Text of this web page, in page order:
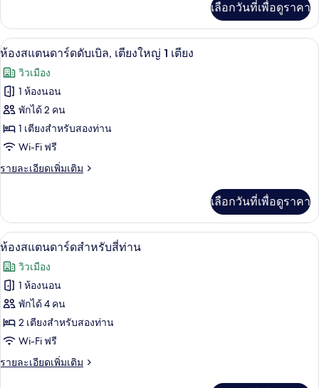
นท์,
4
ห้อง
นอน
เกี่ยว
กับ
อ
ท
เม
นท์,
4
ห้อง
นอน
เลือกวันที่เพื่อดูราคา
เปิด
ภาพถ่าย
ทั้งหมด
ของ
ห้อง
สแตนดาร์ด
ดับเบิล,
ใหญ่
เตียง
ห้องสแตนดาร์ดดับเบิล, เตียงใหญ่ 1 เตี
6
ห้องสแตนดาร์ดดับเบิล, เตียงใหญ่ 1 เตียง
วิวเมือง
1 ห้องนอน
พักได้ 2 คน
1 เตียงสำหรับสองท่าน
Wi-Fi ฟรี
รายละเอียดเพิ่มเติม
ราย
เกี่ยว
กับ
ห้อง
ดับเบิล,
เตียง
ใหญ่
เตียง
เลือกวันที่เพื่อดูราคา
เปิด
ภาพถ่าย
ทั้งหมด
ของ
ห้อง
สแตนดาร์ด
สำหรับ
ห้องสแตนดาร์ดสำหรับสี่ท่าน | Wi-Fi ฟรี
4
ห้องสแตนดาร์ดสำหรับสี่ท่าน
วิวเมือง
1 ห้องนอน
พักได้ 4 คน
2 เตียงสำหรับสองท่าน
Wi-Fi ฟรี
รายละเอียดเพิ่มเติม
ราย